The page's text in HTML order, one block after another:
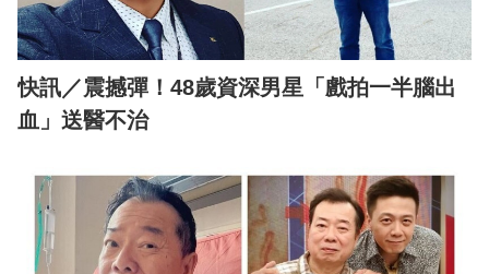
快訊／震撼彈！48歲資深男星「戲拍一半腦出
血」送醫不治